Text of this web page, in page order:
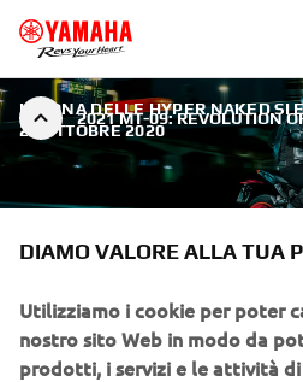
2021 MT-09: REVOLUTION
L'ICONA DELLE HYPER NAKED SI
26 OTTOBRE 2020
2021 MT-09:
THE ICON
DIAMO VALORE ALLA TUA
Utilizziamo i cookie per poter
nostro sito Web in modo da
prodotti, i servizi e le attività